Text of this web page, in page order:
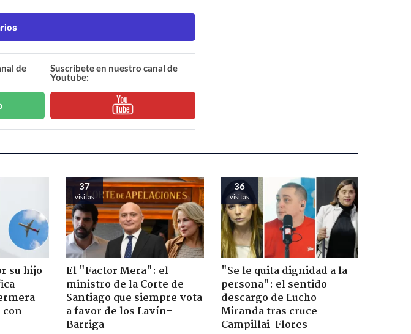
de
Suscríbete en nuestro canal de
Youtube:
su hijo
con
37
visitas
El "Factor Mera": el
ministro de la Corte de
Santiago que siempre vota
a favor de los Lavín-
Barriga
36
visitas
"Se le quita dignidad a la
persona": el sentido
descargo de Lucho
Miranda tras cruce
Campillai-Flores